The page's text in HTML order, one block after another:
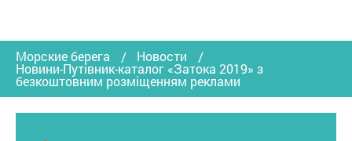
Морские берега Новости
Новини-Путівник-каталог «Затока 2019» з
безкоштовним розміщенням реклами